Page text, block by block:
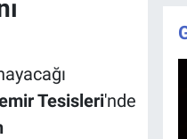
Tesisleri'nde